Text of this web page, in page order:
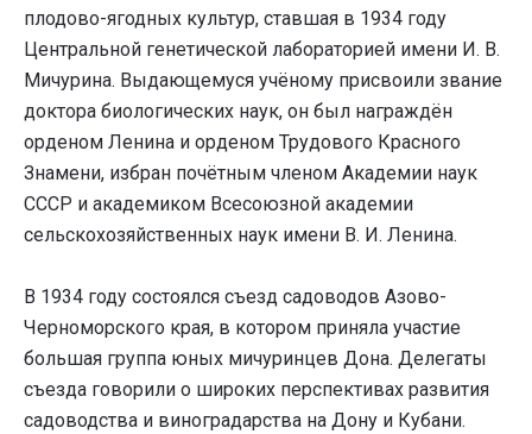
плодово-ягодных культур, ставшая в 1934 году
Центральной генетической лабораторией имени И. В.
Мичурина. Выдающемуся учёному присвоили звание
доктора биологических наук, он был награждён
орденом Ленина и орденом Трудового Красного
Знамени, избран почётным членом Академии наук
СССР и академиком Всесоюзной академии
сельскохозяйственных наук имени В. И. Ленина.
В 1934 году состоялся съезд садоводов Азово-
Черноморского края, в котором приняла участие
большая группа юных мичуринцев Дона. Делегаты
съезда говорили о широких перспективах развития
садоводства и виноградарства на Дону и Кубани.